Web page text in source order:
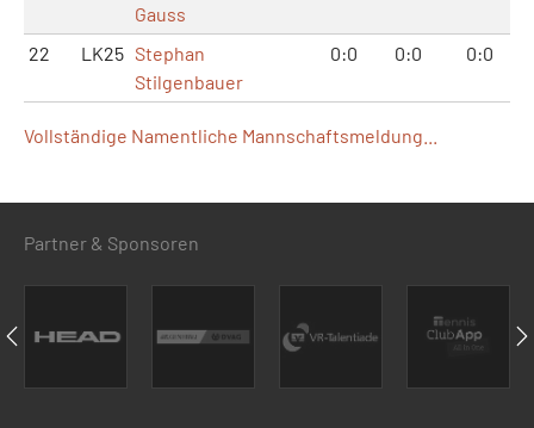
Gauss
22 LK25 Stephan
Stilgenbauer
0:0 0:0 0:0
Vollständige Namentliche Mannschaftsmeldung...
Partner & Sponsoren